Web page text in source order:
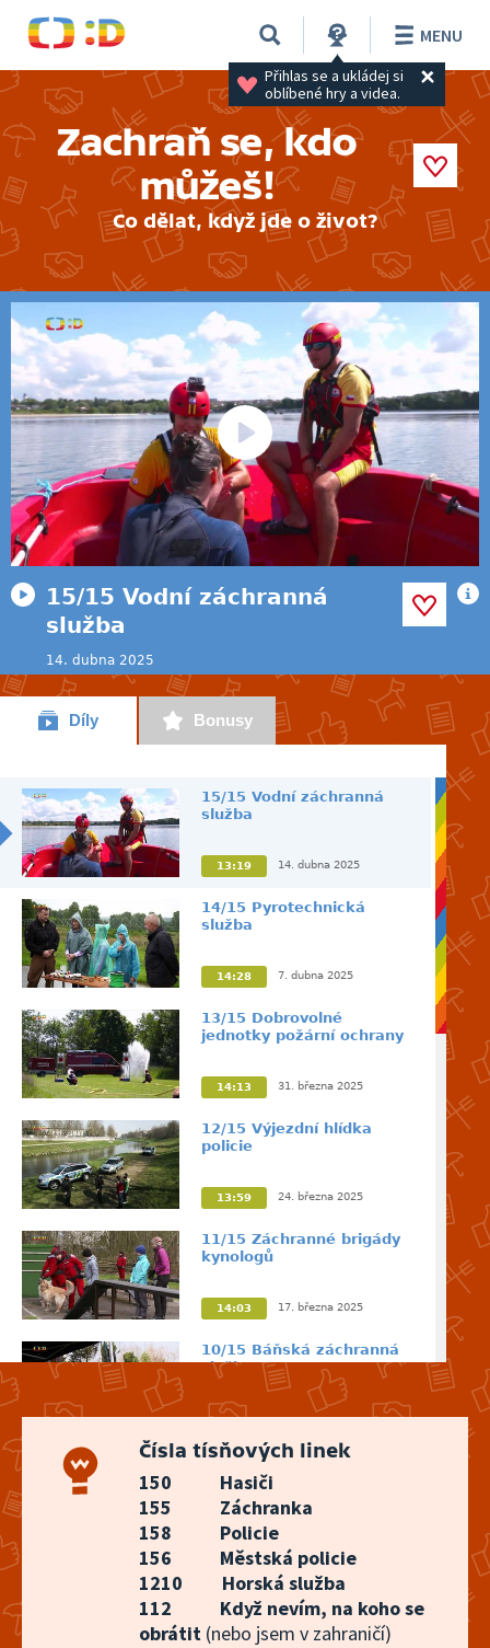
Přihlas se a ukládej si
oblíbené hry a videa.
MENU
Zachraň se, kdo
můžeš!
Co dělat, když jde o život?
15/15 Vodní záchranná
služba
14. dubna 2025
Díly Bonusy
15/15 Vodní záchranná
služba
13:19 14. dubna 2025
14/15 Pyrotechnická
služba
14:28 7. dubna 2025
13/15 Dobrovolné
jednotky požární ochrany
14:13 31. března 2025
12/15 Výjezdní hlídka
policie
13:59 24. března 2025
11/15 Záchranné brigády
kynologů
14:03 17. března 2025
10/15 Báňská záchranná
služba
13:51 10. března 2025
9/15 Horská služba
14:07
8/15 Český červený kříž
14:24 24. února 2025
Čísla tísňových linek
150
Hasiči
155
Záchranka
158
Policie
156
Městská policie
1210
Horská služba
112
Když nevím, na koho se
obrátit(nebo jsem v zahraničí)